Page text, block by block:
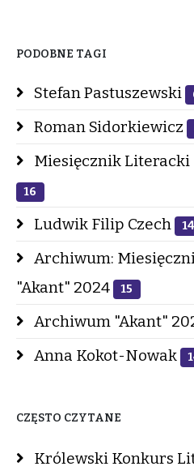
PODOBNE TAGI
Stefan Pastuszewski
Roman Sidorkiewicz
Miesięcznik Literacki
16
Ludwik Filip Czech 14
Archiwum:
"Akant" 2024
15
Archiwum "Akant"
Anna Kokot-Nowak
CZĘSTO CZYTANE
Królewski Konkurs